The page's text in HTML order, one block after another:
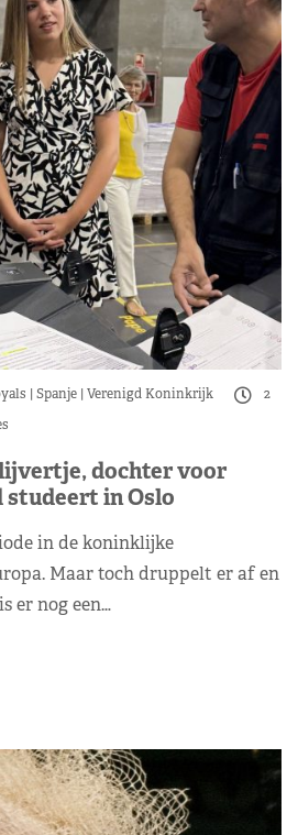
Spanje Verenigd Koninkrijk
2
dochter voor
studeert in Oslo
in de koninklijke
Maar toch druppelt er af en
er nog een…